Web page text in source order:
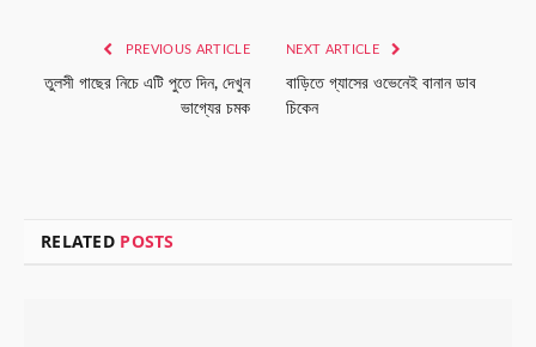
PREVIOUS ARTICLE
তুলসী গাছের নিচে এটি পুতে দিন, দেখুন
ভাগ্যের চমক
NEXT ARTICLE
বাড়িতে গ্যাসের ওভেনেই বানান ডাব
চিকেন
RELATED POSTS